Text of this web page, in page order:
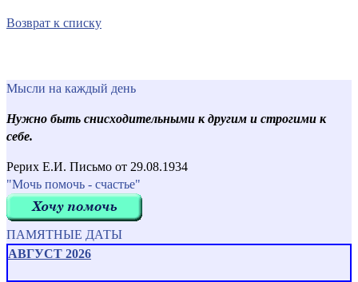
Возврат к списку
Мысли на каждый день
Нужно быть снисходительными к другим и строгими к
себе.
Рерих Е.И. Письмо от 29.08.1934
"Мочь помочь - счастье"
ПАМЯТНЫЕ ДАТЫ
АВГУСТ 2026